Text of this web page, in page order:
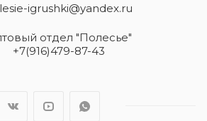
igrushki@yandex.ru
отдел "Полесье"
+7(916)479-87-43